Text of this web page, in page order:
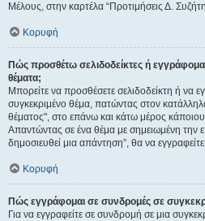
Μέλους, στην καρτέλα “Προτιμήσεις Δ.
Κορυφή
Πώς προσθέτω σελιδοδείκτες ή
θέματα;
Μπορείτε να προσθέσετε σελιδοδείκτη ή να
συγκεκριμένο θέμα, πατώντας στον
θέματος", στο επάνω και κάτω μέρος
Απαντώντας σε ένα θέμα με σημειωμένη την
δημοσιευθεί μια απάντηση”, θα να
Κορυφή
Πώς εγγράφομαι σε συνδρομές σε
Για να εγγραφείτε σε συνδρομή σε μια